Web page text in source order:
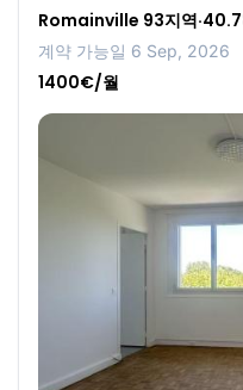
Romainville 93지역
계약 가능일 6 Sep, 2026
1400€/월